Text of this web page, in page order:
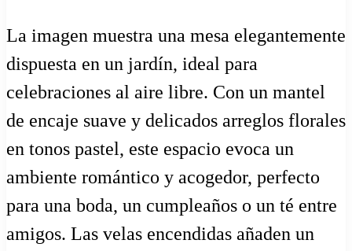
La imagen muestra una mesa elegantemente
dispuesta en un jardín, ideal para
celebraciones al aire libre. Con un mantel
de encaje suave y delicados arreglos florales
en tonos pastel, este espacio evoca un
ambiente romántico y acogedor, perfecto
para una boda, un cumpleaños o un té entre
amigos. Las velas encendidas añaden un